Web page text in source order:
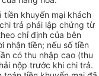
khuyến mại khách
trả phải lập chứng từ
chỉ định của bên
nhận tiền; nếu số tiền
có thu nhập cao (thu
nộp trước khi chi trả.